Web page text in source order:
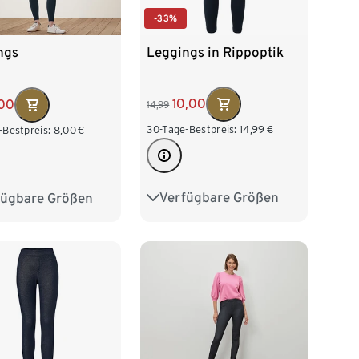
Bestpreis: 8,00€
Größen
M 40/42
54
-33%
Leggings in Rippoptik
14,99 10,00
30-Tage-Bestpreis: 14,99 €
Verfügbare Größen
S 36/38 M 40/42